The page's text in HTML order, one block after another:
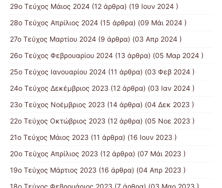
29ο Τεύχος Μάιος 2024 (12 άρθρα) (19 Ιουν 2024 )
28ο Τεύχος Απρίλιος 2024 (15 άρθρα) (09 Μάι 2024 )
27ο Τεύχος Μαρτίου 2024 (9 άρθρα) (03 Απρ 2024 )
26ο Τεύχος Φεβρουαρίου 2024 (13 άρθρα) (05 Μαρ 2024 )
25ο Τεύχος Ιανουαρίου 2024 (11 άρθρα) (03 Φεβ 2024 )
24ο Τεύχος Δεκέμβριος 2023 (12 άρθρα) (03 Ιαν 2024 )
23ο Τεύχος Νοέμβριος 2023 (14 άρθρα) (04 Δεκ 2023 )
22ο Τεύχος Οκτώβριος 2023 (12 άρθρα) (05 Νοε 2023 )
21ο Τεύχος Μάιος 2023 (11 άρθρα) (16 Ιουν 2023 )
20ο Τεύχος Απρίλιος 2023 (12 άρθρα) (07 Μάι 2023 )
19ο Τεύχος Μάρτιος 2023 (16 άρθρα) (04 Απρ 2023 )